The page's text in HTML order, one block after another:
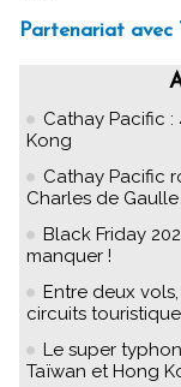
Partenariat avec
Cathay Pacific :
Kong
Cathay Pacific
Charles de Gaulle
Black Friday
manquer !
Entre deux
circuits
Le super
Taïwan et Hong